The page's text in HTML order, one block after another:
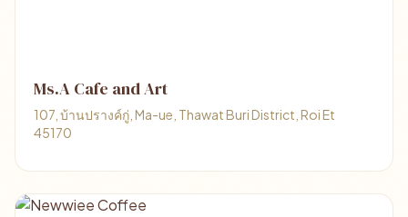
Ms.A Cafe and Art
107, บ้านปรางค์กู่, Ma-ue, Thawat Buri District, Roi Et
45170